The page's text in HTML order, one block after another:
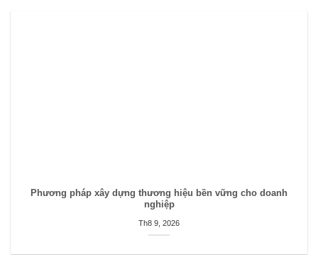
Phương pháp xây dựng thương hiệu bền vững cho doanh
nghiệp
Th8 9, 2026